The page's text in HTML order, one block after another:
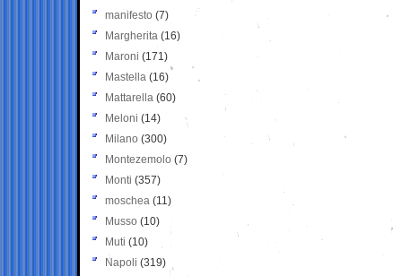
manifesto (7)
Margherita (16)
Maroni (171)
Mastella (16)
Mattarella (60)
Meloni (14)
Milano (300)
Montezemolo (7)
Monti (357)
moschea (11)
Musso (10)
Muti (10)
Napoli (319)